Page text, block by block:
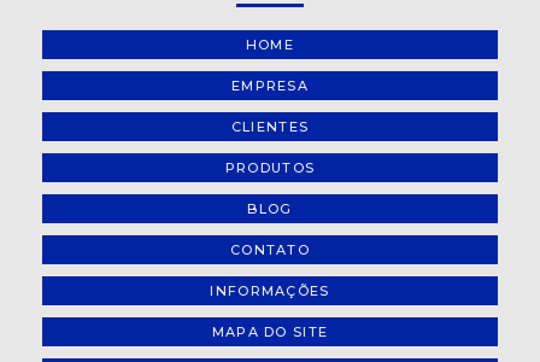
HOME
EMPRESA
CLIENTES
PRODUTOS
BLOG
CONTATO
INFORMAÇÕES
MAPA DO SITE